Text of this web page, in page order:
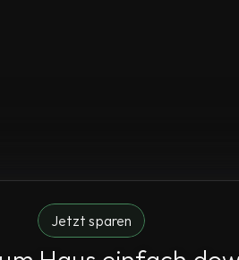
Jetzt sparen